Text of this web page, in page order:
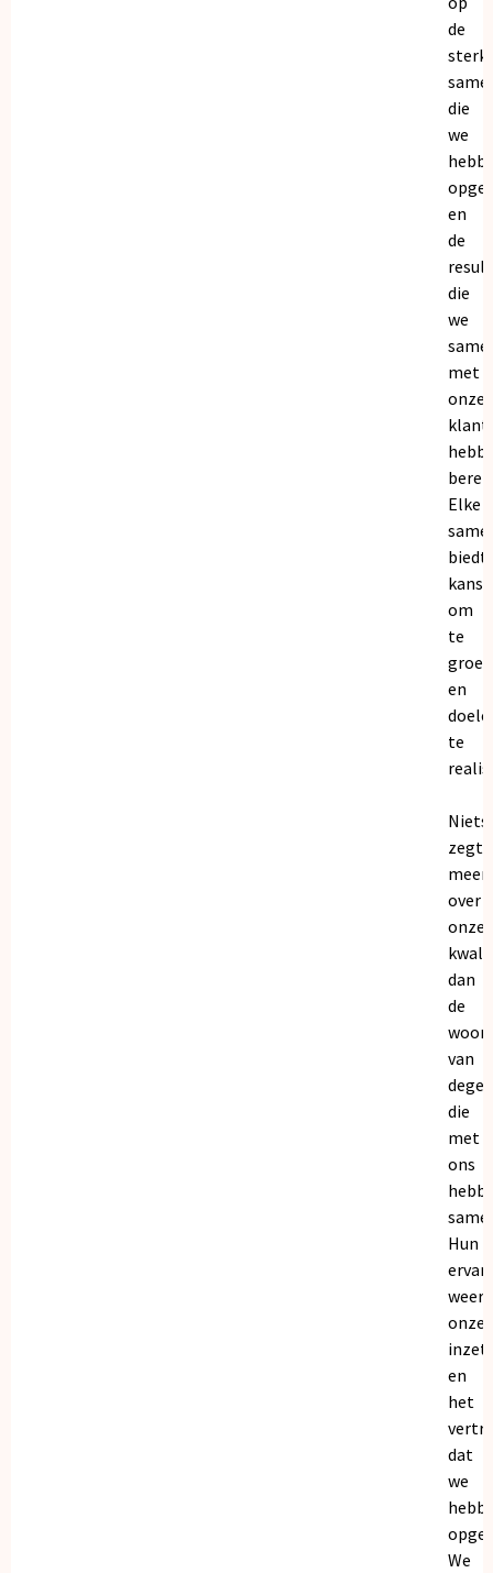
de
die
we
en
de
die
we
met
onze
Elke
biedt
om
te
en
te
Niets
zegt
meer
over
onze
dan
de
van
die
met
ons
Hun
onze
inzet
en
het
dat
we
We